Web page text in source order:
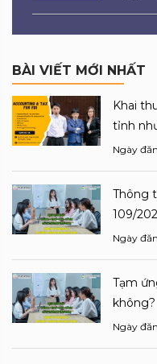
BÀI VIẾT MỚI NHẤT
Khai
tỉnh
Ngày
Thông
109/
Ngày
Tạm
không?
Ngày